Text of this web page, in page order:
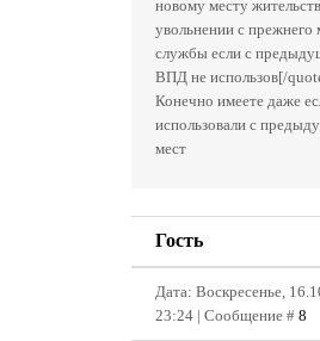
новому месту
увольнении с прежнего
службы если с
ВПД не использов[/
Конечно имеете даже
использовали с
мест
Гость
Дата: Воскресенье,
23:24 | Сообщение # 8